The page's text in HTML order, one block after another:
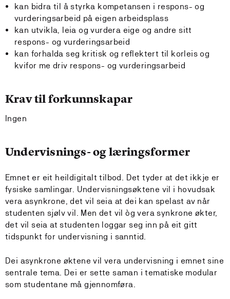
kan bidra til å styrka kompetansen i respons- og
vurderingsarbeid på eigen arbeidsplass
kan utvikla, leia og vurdera eige og andre sitt
respons- og vurderingsarbeid
kan forhalda seg kritisk og reflektert til korleis og
kvifor me driv respons- og vurderingsarbeid
Krav til forkunnskapar
Ingen
Undervisnings- og læringsformer
Emnet er eit heildigitalt tilbod. Det tyder at det ikkje er
fysiske samlingar. Undervisningsøktene vil i hovudsak
vera asynkrone, det vil seia at dei kan spelast av når
studenten sjølv vil. Men det vil òg vera synkrone økter,
det vil seia at studenten loggar seg inn på eit gitt
tidspunkt for undervisning i sanntid.
Dei asynkrone øktene vil vera undervisning i emnet sine
sentrale tema. Dei er sette saman i tematiske modular
som studentane må gjennomføra.